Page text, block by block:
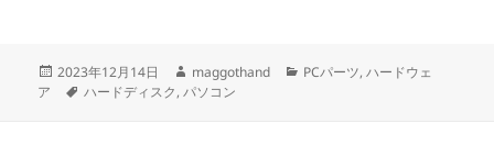
投
稿
2023年12月14日
作
成
maggothand
カ
PCパーツ,ハードウェ
ア
タ
ハードディスク,パソコン